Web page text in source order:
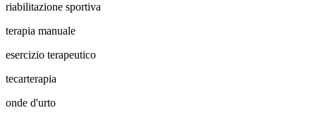
riabilitazione sportiva
terapia manuale
esercizio terapeutico
tecarterapia
onde d'urto